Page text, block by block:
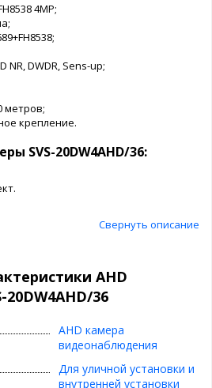
4MP;
NR, DWDR, Sens-up;
метров;
крепление.
SVS-20DW4AHD/36:
Свернуть описание
AHD
36
AHD камера
видеонаблюдения
Для уличной установки и
внутренней установки